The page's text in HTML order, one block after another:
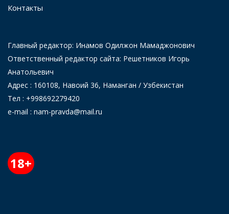
Контакты
Главный редактор: Инамов Одилжон Мамаджонович
Ответственный редактор сайта: Решетников Игорь
Анатольевич
Адрес : 160108, Навоий 36, Наманган / Узбекистан
Тел : +998692279420
e-mail : nam-pravda@mail.ru
18+